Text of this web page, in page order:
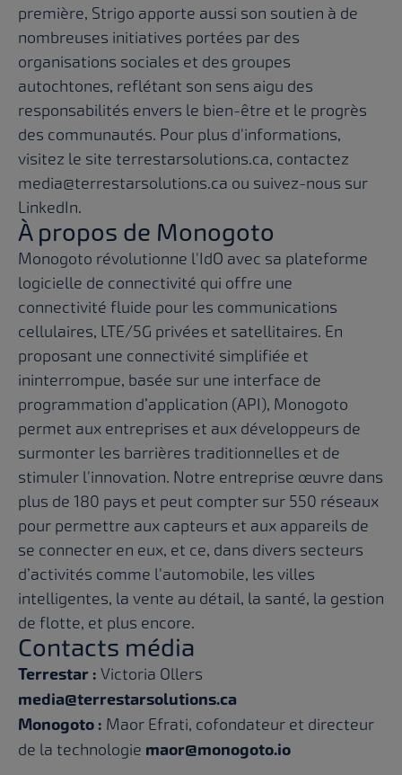
première, Strigo apporte aussi son soutien à de
nombreuses initiatives portées par des
organisations sociales et des groupes
autochtones, reflétant son sens aigu des
responsabilités envers le bien-être et le progrès
des communautés. Pour plus d'informations,
visitez le site terrestarsolutions.ca, contactez
media@terrestarsolutions.ca ou suivez-nous sur
LinkedIn.
À propos de Monogoto
Monogoto révolutionne l'IdO avec sa plateforme
logicielle de connectivité qui offre une
connectivité fluide pour les communications
cellulaires, LTE/5G privées et satellitaires. En
proposant une connectivité simplifiée et
ininterrompue, basée sur une interface de
programmation d’application (API), Monogoto
permet aux entreprises et aux développeurs de
surmonter les barrières traditionnelles et de
stimuler l'innovation. Notre entreprise œuvre dans
plus de 180 pays et peut compter sur 550 réseaux
pour permettre aux capteurs et aux appareils de
se connecter en eux, et ce, dans divers secteurs
d’activités comme l'automobile, les villes
intelligentes, la vente au détail, la santé, la gestion
de flotte, et plus encore.
Contacts média
Terrestar : Victoria Ollers
media@terrestarsolutions.ca
Monogoto : Maor Efrati, cofondateur et directeur
de la technologie maor@monogoto.io